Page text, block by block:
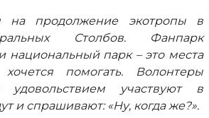
продолжение экотропы в
Столбов. Фанпарк
национальный парк – это места
помогать. Волонтеры
участвуют в
и спрашивают: «Ну, когда же?».